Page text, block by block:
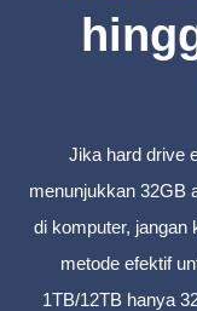
Jika hard drive
menunjukkan 32GB
di komputer, jangan
metode efektif
1TB/12TB hanya